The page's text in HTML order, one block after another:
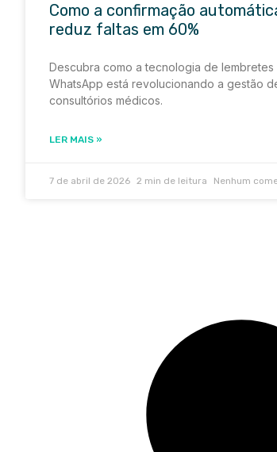
Como a confirmação
reduz faltas em 60%
Descubra como a tecnologia de lembretes
WhatsApp está revolucionando a gestão
consultórios médicos.
LER MAIS »
7 de abril de 2026 Nenhum